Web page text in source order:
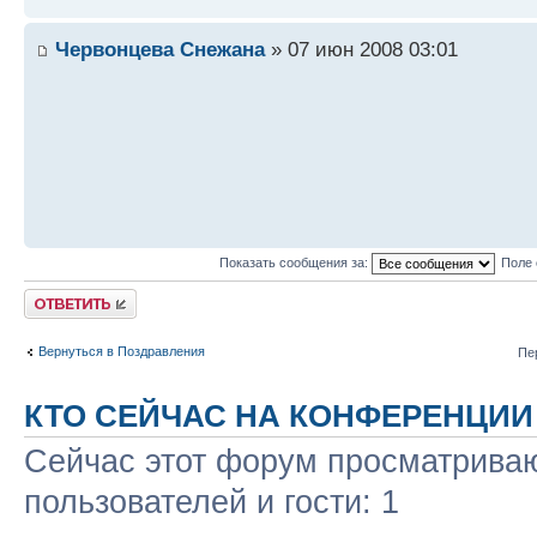
Червонцева Снежана» 07 июн 2008 03:01
Показать сообщения за: Поле
Ответить
Вернуться в Поздравления
КТО СЕЙЧАС НА КОНФЕРЕНЦИИ
Сейчас этот форум
пользователей и гости: 1